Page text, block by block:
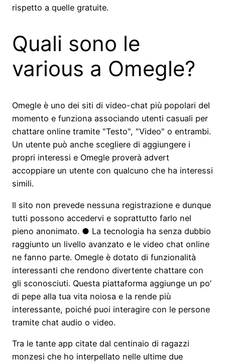
rispetto a quelle gratuite.
Quali sono le
various a Omegle?
Omegle è uno dei siti di video-chat più popolari del
momento e funziona associando utenti casuali per
chattare online tramite "Testo", "Video" o entrambi.
Un utente può anche scegliere di aggiungere i
propri interessi e Omegle proverà advert
accoppiare un utente con qualcuno che ha interessi
simili.
Il sito non prevede nessuna registrazione e dunque
tutti possono accedervi e soprattutto farlo nel
pieno anonimato. ● La tecnologia ha senza dubbio
raggiunto un livello avanzato e le video chat online
ne fanno parte. Omegle è dotato di funzionalità
interessanti che rendono divertente chattare con
gli sconosciuti. Questa piattaforma aggiunge un po’
di pepe alla tua vita noiosa e la rende più
interessante, poiché puoi interagire con le persone
tramite chat audio o video.
Tra le tante app citate dal centinaio di ragazzi
monzesi che ho interpellato nelle ultime due